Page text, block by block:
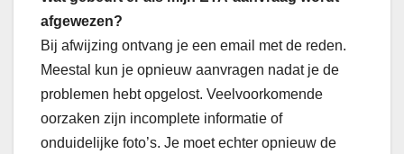
afgewezen?
Bij afwijzing ontvang je een email met de reden.
Meestal kun je opnieuw aanvragen nadat je de
problemen hebt opgelost. Veelvoorkomende
oorzaken zijn incomplete informatie of
onduidelijke foto’s. Je moet echter opnieuw de